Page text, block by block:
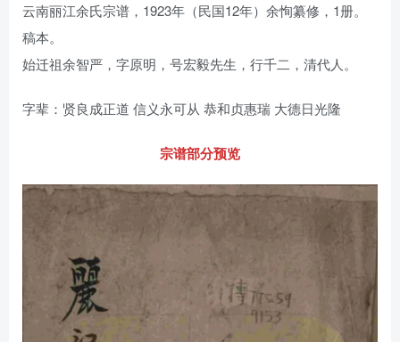
云南丽江余氏宗谱，1923年（民国12年）余恂纂修，1册。
稿本。
始迁祖余智严，字原明，号宏毅先生，行千二，清代人。
字辈：贤良成正道 信义永可从 恭和贞惠瑞 大德日光隆
宗谱部分预览